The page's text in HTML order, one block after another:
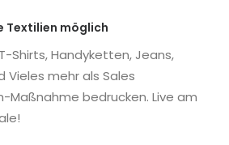
Textilien möglich
Shirts, Handyketten, Jeans,
Vieles mehr als Sales
Maßnahme bedrucken. Live am